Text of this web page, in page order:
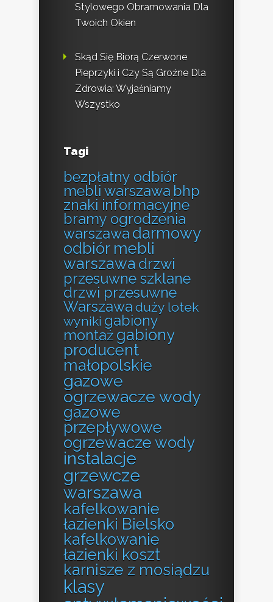
Stylowego Obramowania Dla
Twoich Okien
Skąd Się Biorą Czerwone
Pieprzyki i Czy Są Groźne Dla
Zdrowia: Wyjaśniamy
Wszystko
Tagi
bezpłatny odbiór
mebli warszawa bhp
znaki informacyjne
bramy ogrodzenia
warszawa darmowy
odbiór mebli
warszawa drzwi
przesuwne szklane
drzwi przesuwne
Warszawa duży lotek
wyniki gabiony
montaż gabiony
producent
małopolskie
gazowe
ogrzewacze wody
gazowe
przepływowe
ogrzewacze wody
instalacje
grzewcze
warszawa
kafelkowanie
łazienki Bielsko
kafelkowanie
łazienki koszt
karnisze z mosiądzu
klasy